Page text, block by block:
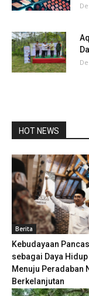
HOT NEWS
Berita
Kebudayaan
sebagai Daya
Menuju Peradaban
Berkelanjutan